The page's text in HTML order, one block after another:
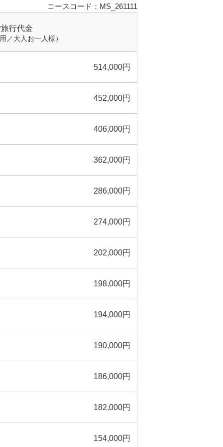
コースコード：MS_261111
行代金
／大人お一人様）
514,000円
452,000円
406,000円
362,000円
286,000円
274,000円
202,000円
198,000円
194,000円
190,000円
186,000円
182,000円
154,000円